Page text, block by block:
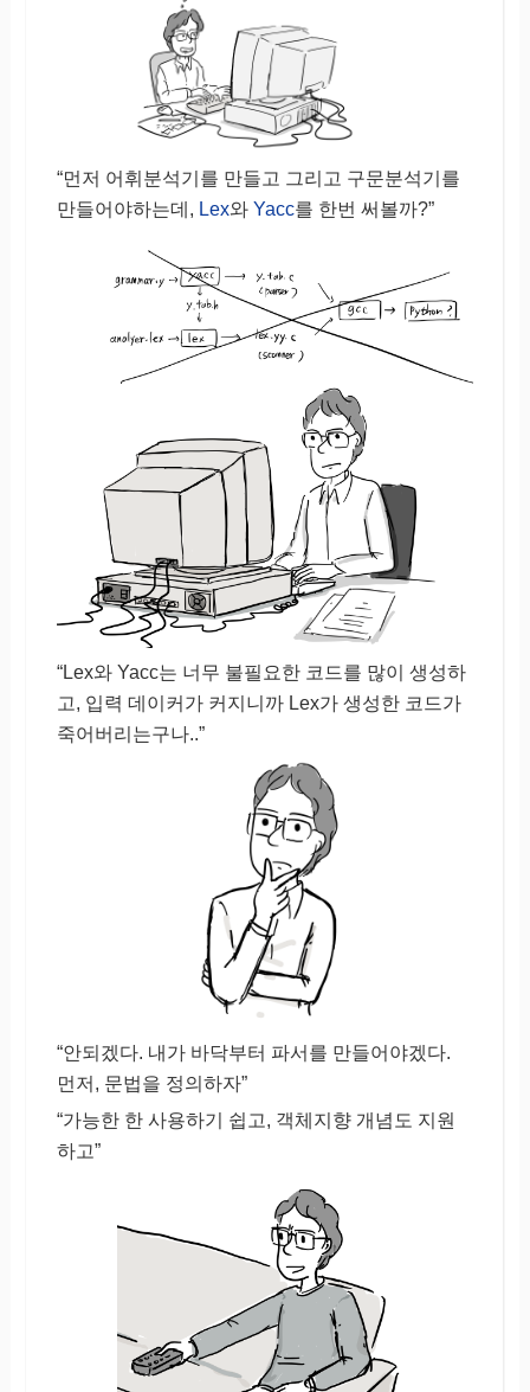
“먼저 어휘분석기를 만들고 그리고 구문분석기를
만들어야하는데, Lex와Yacc를 한번 써볼까?”
“Lex와 Yacc는 너무 불필요한 코드를 많이 생성하
고, 입력 데이커가 커지니까 Lex가 생성한 코드가
죽어버리는구나..”
“안되겠다. 내가 바닥부터 파서를 만들어야겠다.
먼저, 문법을 정의하자”
“가능한 한 사용하기 쉽고, 객체지향 개념도 지원
하고”